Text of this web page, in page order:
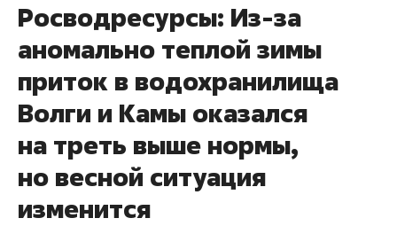
Росводресурсы: Из-за
аномально теплой зимы
приток в водохранилища
Волги и Камы оказался
на треть выше нормы,
но весной ситуация
изменится